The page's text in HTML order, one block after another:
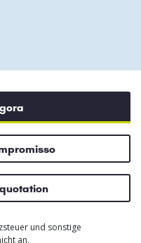
und sonstige
an.